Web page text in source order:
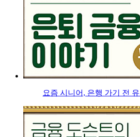
요즘 시니어, 은행 가기 전